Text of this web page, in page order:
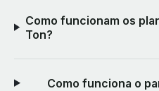
Como funcionam os
Ton?
Como funciona o